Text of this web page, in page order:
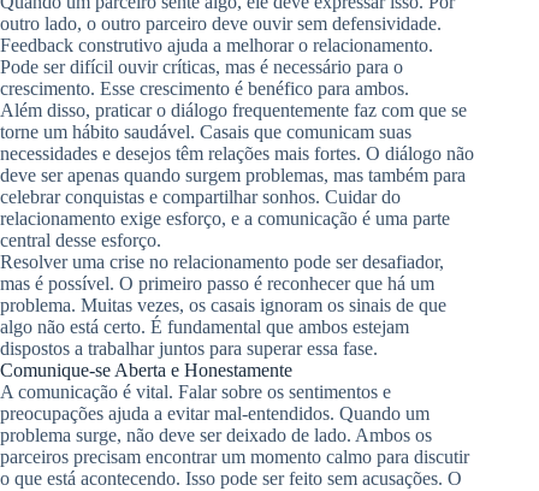
outro lado, o outro parceiro deve ouvir sem defensividade.
Feedback construtivo ajuda a melhorar o relacionamento.
Pode ser difícil ouvir críticas, mas é necessário para o
crescimento. Esse crescimento é benéfico para ambos.
Além disso, praticar o diálogo frequentemente faz com que se
torne um hábito saudável. Casais que comunicam suas
necessidades e desejos têm relações mais fortes. O diálogo não
deve ser apenas quando surgem problemas, mas também para
celebrar conquistas e compartilhar sonhos. Cuidar do
relacionamento exige esforço, e a comunicação é uma parte
central desse esforço.
Resolver uma crise no relacionamento pode ser desafiador,
mas é possível. O primeiro passo é reconhecer que há um
problema. Muitas vezes, os casais ignoram os sinais de que
algo não está certo. É fundamental que ambos estejam
dispostos a trabalhar juntos para superar essa fase.
Comunique-se Aberta e Honestamente
A comunicação é vital. Falar sobre os sentimentos e
preocupações ajuda a evitar mal-entendidos. Quando um
problema surge, não deve ser deixado de lado. Ambos os
parceiros precisam encontrar um momento calmo para discutir
o que está acontecendo. Isso pode ser feito sem acusações. O